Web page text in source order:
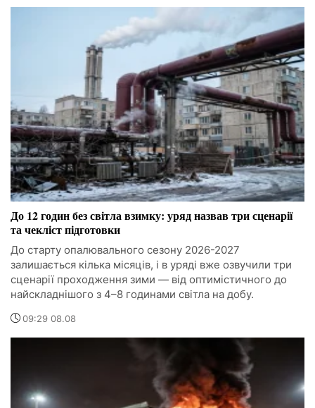
До 12 годин без світла взимку: уряд назвав три сценарії
та чекліст підготовки
До старту опалювального сезону 2026-2027
залишається кілька місяців, і в уряді вже озвучили три
сценарії проходження зими — від оптимістичного до
найскладнішого з 4–8 годинами світла на добу.
09:29 08.08